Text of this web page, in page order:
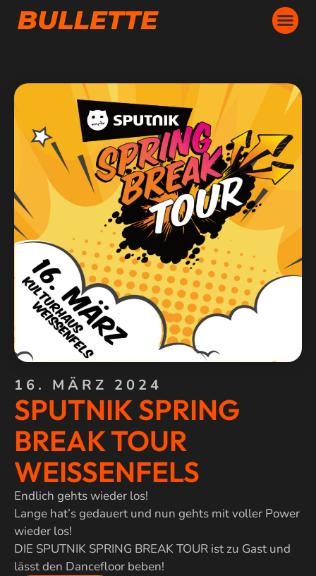
16. MÄRZ 2024
SPUTNIK SPRING
BREAK TOUR
WEISSENFELS
Endlich gehts wieder los!
Lange hat’s gedauert und nun gehts mit voller Power
wieder los!
DIE SPUTNIK SPRING BREAK TOUR ist zu Gast und
lässt den Dancefloor beben!